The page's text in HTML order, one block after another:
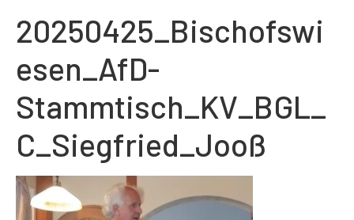
20250425_Bischofswi
esen_AfD-
Stammtisch_KV_BGL_
C_Siegfried_Jooß